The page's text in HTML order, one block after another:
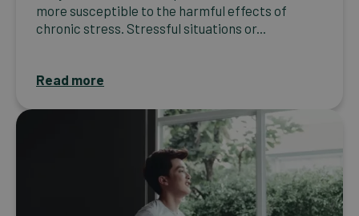
more susceptible to the harmful effects of
chronic stress. Stressful situations or...
Read more